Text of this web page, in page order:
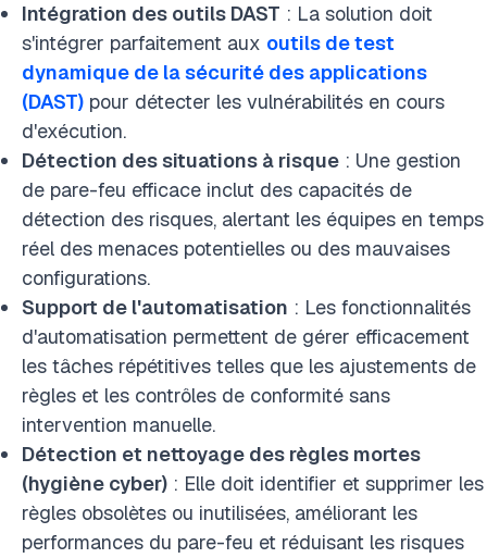
Intégration des outils DAST : La solution doit
s'intégrer parfaitement aux outils de test
dynamique de la sécurité des applications
(DAST) pour détecter les vulnérabilités en cours
d'exécution.
Détection des situations à risque : Une gestion
de pare-feu efficace inclut des capacités de
détection des risques, alertant les équipes en temps
réel des menaces potentielles ou des mauvaises
configurations.
Support de l'automatisation : Les fonctionnalités
d'automatisation permettent de gérer efficacement
les tâches répétitives telles que les ajustements de
règles et les contrôles de conformité sans
intervention manuelle.
Détection et nettoyage des règles mortes
(hygiène cyber) : Elle doit identifier et supprimer les
règles obsolètes ou inutilisées, améliorant les
performances du pare-feu et réduisant les risques